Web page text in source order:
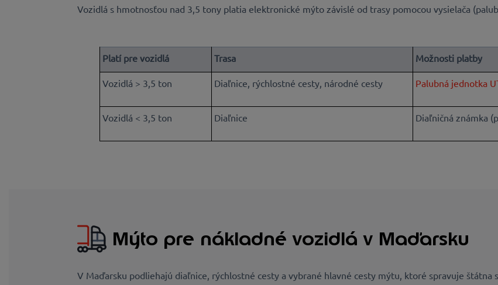
Vozidlá s hmotnosťou nad 3,5 tony platia elektronické mýto závislé od trasy pomocou vysielača
Platí pre vozidlá Trasa Možnosti platby
Vozidlá > 3,5 ton Diaľnice, rýchlostné cesty, národné cesty Palubná jednotka
Vozidlá < 3,5 ton Diaľnice Diaľničná známka
Mýto pre nákladné vozidlá v Maďarsku
V Maďarsku podliehajú diaľnice, rýchlostné cesty a vybrané hlavné cesty mýtu, ktoré spravuje štátna